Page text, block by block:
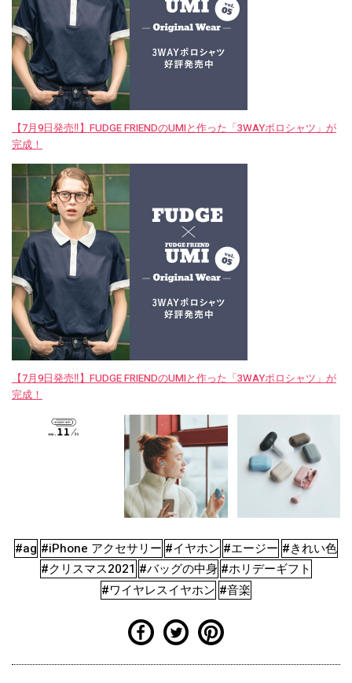
【7月9日発売‼︎】FUDGE FRIENDのUMIと作った「3WAYポロシャツ」が
完成！
【7月9日発売‼︎】FUDGE FRIENDのUMIと作った「3WAYポロシャツ」が
完成！
#ag #iPhone アクセサリー #イヤホン #エージー #きれい色
#クリスマス2021 #バッグの中身 #ホリデーギフト
#ワイヤレスイヤホン #音楽